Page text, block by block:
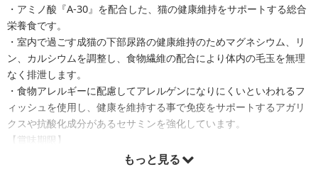
・アミノ酸『A-30』を配合した、猫の健康維持をサポートする総合
栄養食です。
・室内で過ごす成猫の下部尿路の健康維持のためマグネシウム、リ
ン、カルシウムを調整し、食物繊維の配合により体内の毛玉を無理
なく排泄します。
・食物アレルギーに配慮してアレルゲンになりにくいといわれるフ
ィッシュを使用し、健康を維持する事で免疫をサポートするアガリ
クスや抗酸化成分があるセサミンを強化しています。
【賞味期限】
もっと見る